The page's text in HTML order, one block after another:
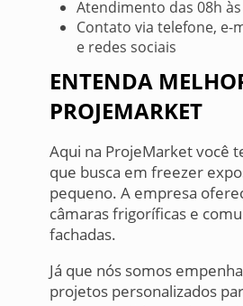
Atendimento das 08h
Contato via telefone, e-
e redes sociais
ENTENDA
PROJEMARKET
Aqui na ProjeMarket você
que busca em freezer
pequeno. A empresa
câmaras frigoríficas e
fachadas.
Já que nós somos
projetos personalizados